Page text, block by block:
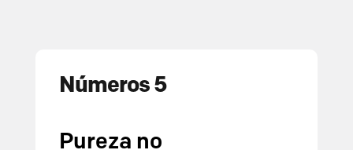
Números 5
Pureza no